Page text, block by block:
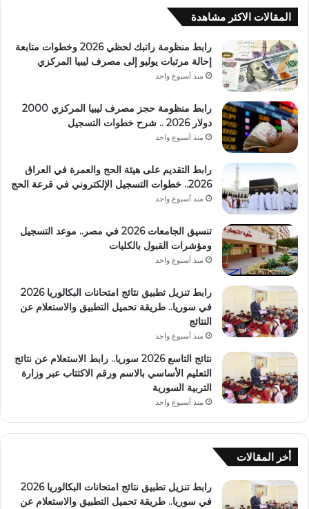
المقالات الاكثر مشاهدة
رابط منظومة راتبك لحظي 2026 وخطوات متابعة
إحالة مرتبات يوليو إلى مصرف ليبيا المركزي
منذ أسبوع واحد
رابط منظومة حجز مصرف ليبيا المركزي 2000
دولار 2026 .. شرح خطوات التسجيل
منذ أسبوع واحد
رابط التقديم على هيئة الحج والعمرة في العراق
2026.. خطوات التسجيل الإلكتروني في قرعة الحج
منذ أسبوع واحد
تنسيق الجامعات 2026 في مصر.. موعد التسجيل
ومؤشرات القبول بالكليات
منذ أسبوع واحد
رابط تنزيل تطبيق نتائج امتحانات البكالوريا 2026
في سوريا.. طريقة تحميل التطبيق والاستعلام عن
النتائج
منذ أسبوع واحد
نتائج التاسع 2026 سوريا.. رابط الاستعلام عن نتائج
التعليم الأساسي بالاسم ورقم الاكتتاب عبر وزارة
التربية السورية
منذ أسبوع واحد
أخر المقالات
رابط تنزيل تطبيق نتائج امتحانات البكالوريا 2026
في سوريا.. طريقة تحميل التطبيق والاستعلام عن